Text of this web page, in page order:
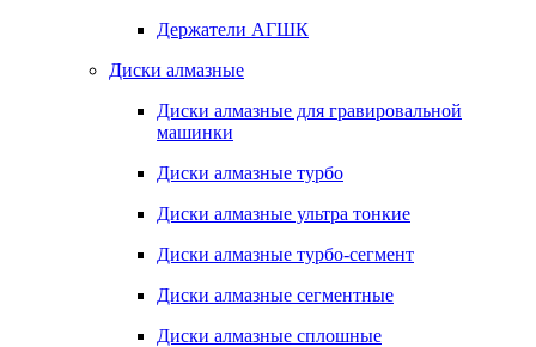
Держатели АГШК
Диски алмазные
Диски алмазные для гравировальной
машинки
Диски алмазные турбо
Диски алмазные ультра тонкие
Диски алмазные турбо-сегмент
Диски алмазные сегментные
Диски алмазные сплошные